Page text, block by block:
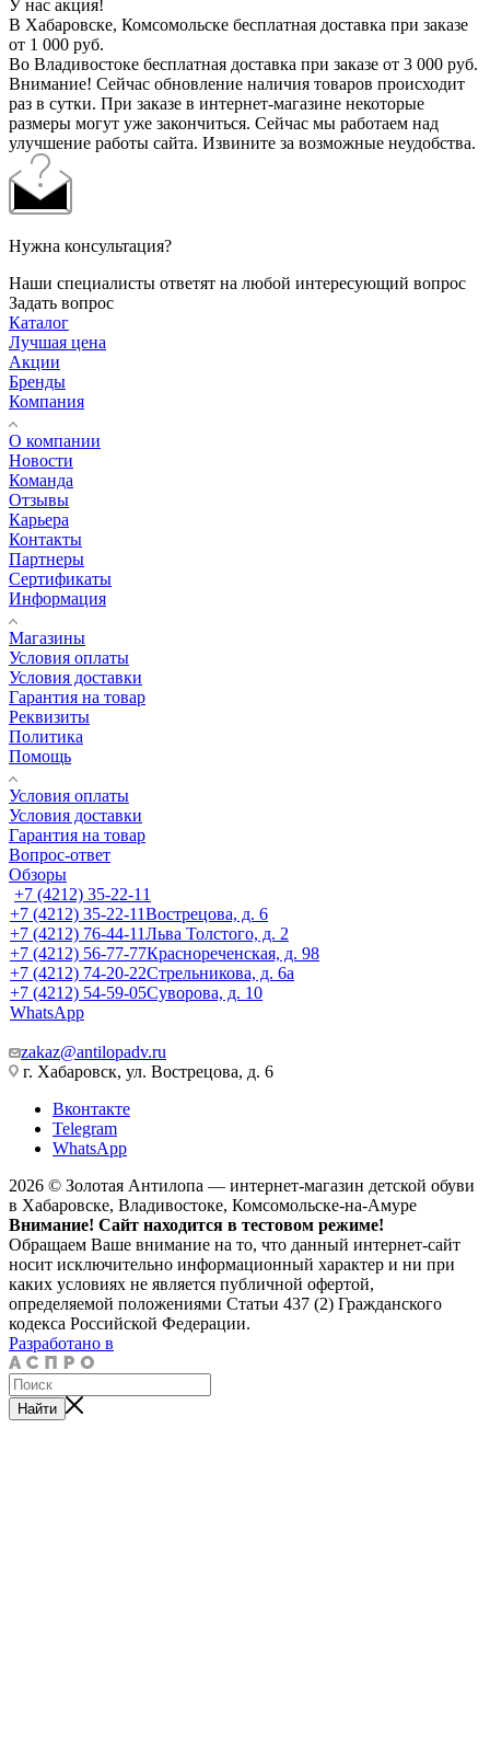
У нас акция!
В Хабаровске, Комсомольске бесплатная доставка при заказе
от 1 000 руб.
Во Владивостоке бесплатная доставка при заказе от 3 000 руб.
Внимание! Сейчас обновление наличия товаров происходит
раз в сутки. При заказе в интернет-магазине некоторые
размеры могут уже закончиться. Сейчас мы работаем над
улучшение работы сайта. Извините за возможные неудобства.
Нужна консультация?
Наши специалисты ответят на любой интересующий вопрос
Задать вопрос
Каталог
Лучшая цена
Акции
Бренды
Компания
О компании
Новости
Команда
Отзывы
Карьера
Контакты
Партнеры
Сертификаты
Информация
Магазины
Условия оплаты
Условия доставки
Гарантия на товар
Реквизиты
Политика
Помощь
Условия оплаты
Условия доставки
Гарантия на товар
Вопрос-ответ
Обзоры
+7 (4212) 35-22-11
+7 (4212) 35-22-11Вострецова, д. 6
+7 (4212) 76-44-11Льва Толстого, д. 2
+7 (4212) 56-77-77Краснореченская, д. 98
+7 (4212) 74-20-22Стрельникова, д. 6а
+7 (4212) 54-59-05Суворова, д. 10
WhatsApp
zakaz@antilopadv.ru
г. Хабаровск, ул. Вострецова, д. 6
Вконтакте
Telegram
WhatsApp
2026 © Золотая Антилопа — интернет-магазин детской обуви
в Хабаровске, Владивостоке, Комсомольске-на-Амуре
Внимание! Сайт находится в тестовом режиме!
Обращаем Ваше внимание на то, что данный интернет-сайт
носит исключительно информационный характер и ни при
каких условиях не является публичной офертой,
определяемой положениями Статьи 437 (2) Гражданского
кодекса Российской Федерации.
Разработано в
Найти